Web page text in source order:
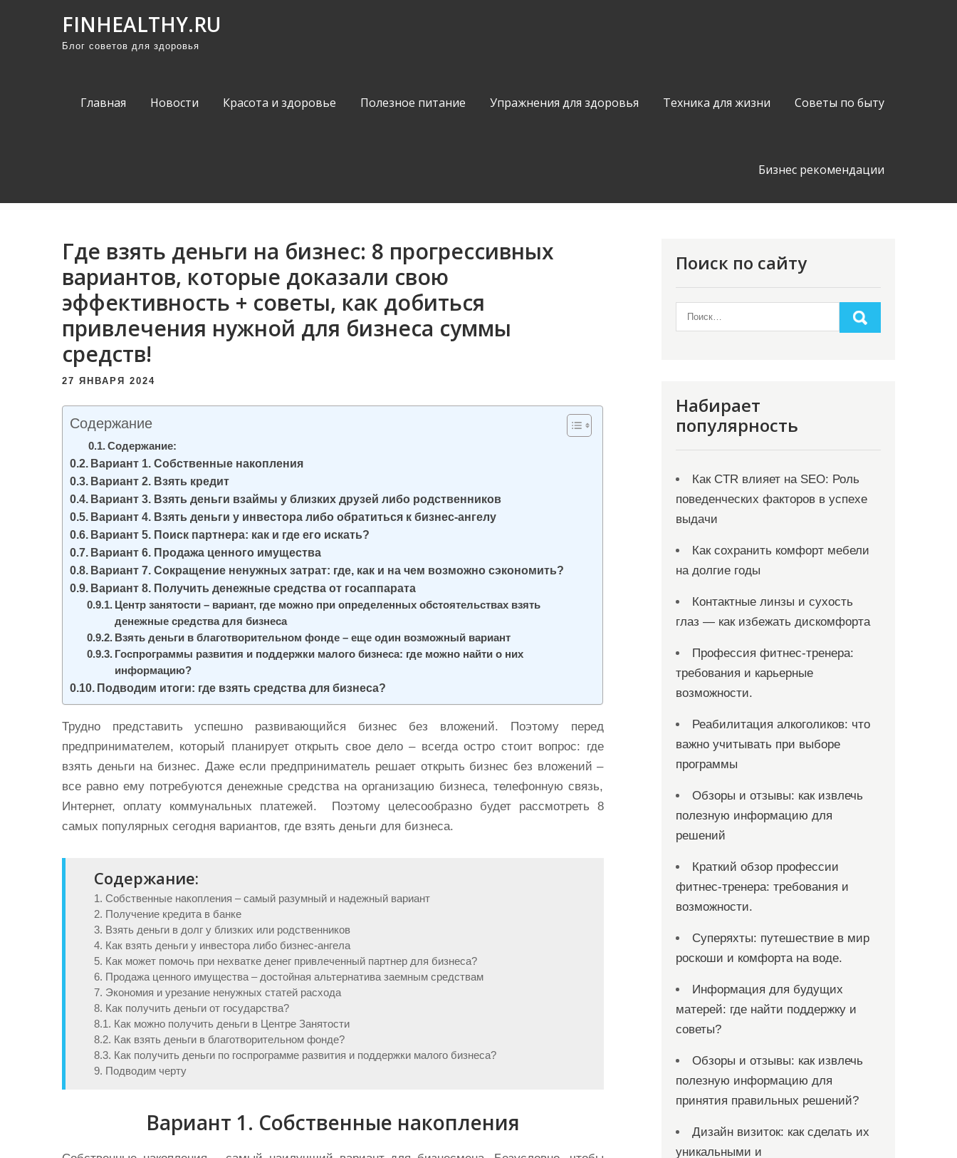
FINHEALTHY.RU
Блог советов для здоровья
Главная Новости Красота и здоровье Полезное питание Упражнения для здоровья Техника для жизни Советы по быту
Бизнес рекомендации
Где взять деньги на бизнес: 8 прогрессивных
вариантов, которые доказали свою
эффективность + советы, как добиться
привлечения нужной для бизнеса суммы
средств!
27 ЯНВАРЯ 2024
Содержание
Содержание:
Вариант 1. Собственные накопления
Вариант 2. Взять кредит
Вариант 3. Взять деньги взаймы у близких друзей либо родственников
Вариант 4. Взять деньги у инвестора либо обратиться к бизнес-ангелу
Вариант 5. Поиск партнера: как и где его искать?
Вариант 6. Продажа ценного имущества
Вариант 7. Сокращение ненужных затрат: где, как и на чем возможно сэкономить?
Вариант 8. Получить денежные средства от госаппарата
Центр занятости – вариант, где можно при определенных обстоятельствах взять
денежные средства для бизнеса
Взять деньги в благотворительном фонде – еще один возможный вариант
Госпрограммы развития и поддержки малого бизнеса: где можно найти о них
информацию?
Подводим итоги: где взять средства для бизнеса?
Трудно представить успешно развивающийся бизнес без вложений. Поэтому перед
предпринимателем, который планирует открыть свое дело – всегда остро стоит вопрос: где
взять деньги на бизнес. Даже если предприниматель решает открыть бизнес без вложений –
все равно ему потребуются денежные средства на организацию бизнеса, телефонную связь,
Интернет, оплату коммунальных платежей. Поэтому целесообразно будет рассмотреть 8
самых популярных сегодня вариантов, где взять деньги для бизнеса.
Содержание:
1. Собственные накопления – самый разумный и надежный вариант
2. Получение кредита в банке
3. Взять деньги в долг у близких или родственников
4. Как взять деньги у инвестора либо бизнес-ангела
5. Как может помочь при нехватке денег привлеченный партнер для бизнеса?
6. Продажа ценного имущества – достойная альтернатива заемным средствам
7. Экономия и урезание ненужных статей расхода
8. Как получить деньги от государства?
8.1. Как можно получить деньги в Центре Занятости
8.2. Как взять деньги в благотворительном фонде?
8.3. Как получить деньги по госпрограмме развития и поддержки малого бизнеса?
9. Подводим черту
Вариант 1. Собственные накопления
Поиск по сайту
Набирает
популярность
Как CTR влияет на SEO: Роль
поведенческих факторов в успехе
выдачи
Как сохранить комфорт мебели
на долгие годы
Контактные линзы и сухость
глаз — как избежать дискомфорта
Профессия фитнес-тренера:
требования и карьерные
возможности.
Реабилитация алкоголиков: что
важно учитывать при выборе
программы
Обзоры и отзывы: как извлечь
полезную информацию для
решений
Краткий обзор профессии
фитнес-тренера: требования и
возможности.
Суперяхты: путешествие в мир
роскоши и комфорта на воде.
Информация для будущих
матерей: где найти поддержку и
советы?
Обзоры и отзывы: как извлечь
полезную информацию для
принятия правильных решений?
Дизайн визиток: как сделать их
уникальными и